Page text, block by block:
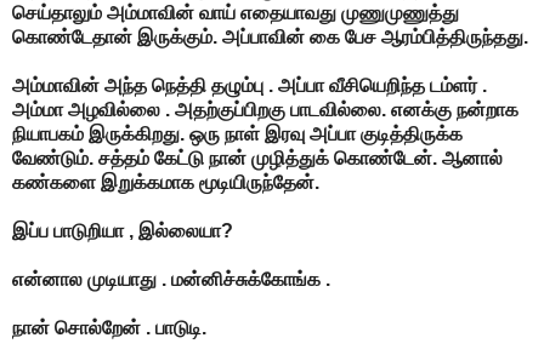
செய்தாலும் அம்மாவின் வாய் எதையாவது முணுமுணுத்து
கொண்டேதான் இருக்கும். அப்பாவின் கை பேச ஆரம்பித்திருந்தது.
அம்மாவின் அந்த நெத்தி தழும்பு . அப்பா வீசியெறிந்த டம்ளர் .
அம்மா அழவில்லை . அதற்குப்பிறகு பாடவில்லை. எனக்கு நன்றாக
நியாபகம் இருக்கிறது. ஒரு நாள் இரவு அப்பா குடித்திருக்க
வேண்டும். சத்தம் கேட்டு நான் முழித்துக் கொண்டேன். ஆனால்
கண்களை இறுக்கமாக மூடியிருந்தேன்.
இப்ப பாடுறியா , இல்லையா?
என்னால முடியாது . மன்னிச்சுக்கோங்க .
நான் சொல்றேன் . பாடுடி.